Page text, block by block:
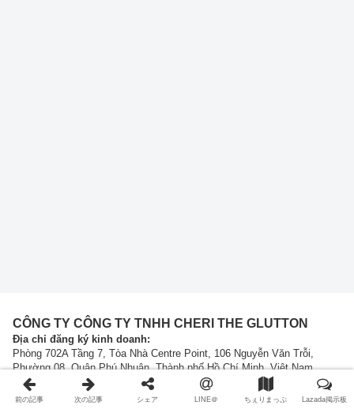
CÔNG TY CÔNG TY TNHH CHERI THE GLUTTON
Địa chỉ đăng ký kinh doanh:
Phòng 702A Tầng 7, Tòa Nhà Centre Point, 106 Nguyễn Văn Trỗi,
Phường 08, Quận Phú Nhuận, Thành phố Hồ Chí Minh, Việt Nam
Điện thoại
: (090) 927 1101
Email:
contact@cheritheglutton.com
前の記事 次の記事 シェア LINE＠ ちぇりまっぷ Lazada掲示板